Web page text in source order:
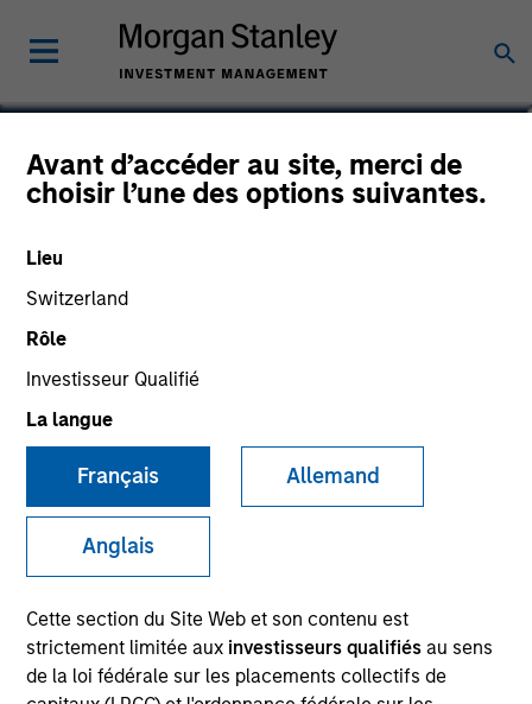
Avant d’accéder au site, merci de
choisir l’une des options suivantes.
Lieu
Switzerland
Rôle
Investisseur Qualifié
La langue
Français Allemand
Anglais
Cette section du Site Web et son contenu est
strictement limitée aux investisseurs qualifiésau sens
de la loi fédérale sur les placements collectifs de
Marc Fox
Managing Director, Chief Operating